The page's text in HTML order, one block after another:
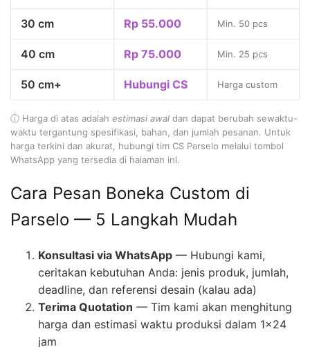
30 cm Rp 55.000 Min. 50 pcs
40 cm Rp 75.000 Min. 25 pcs
50 cm+ Hubungi CS Harga custom
ⓘ Harga di atas adalah estimasi awal dan dapat berubah sewaktu-
waktu tergantung spesifikasi, bahan, dan jumlah pesanan. Untuk
harga terkini dan akurat, hubungi tim CS Parselo melalui tombol
WhatsApp yang tersedia di halaman ini.
Cara Pesan Boneka Custom di
Parselo — 5 Langkah Mudah
Konsultasi via WhatsApp — Hubungi kami,
ceritakan kebutuhan Anda: jenis produk, jumlah,
deadline, dan referensi desain (kalau ada)
Terima Quotation — Tim kami akan menghitung
harga dan estimasi waktu produksi dalam 1×24
jam